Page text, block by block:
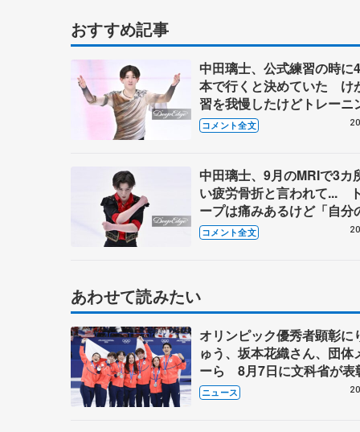
おすすめ記事
中田璃士、公式練習の時に
本で行くと決めていた け
習を我慢したけどトレーニ
おかげで跳べた 【全日本
ア選手権男子フリー】
コメント全文
中田璃士、9月のMRIで3カ
い疲労骨折と言われて...
ープは痛みあるけど「自分
はオッケー」 【全日本ジ
選手権男子SP】
コメント全文
あわせて読みたい
オリンピック優秀者顕彰に
ゅう、坂本花織さん、団体
ーら 8月7日に文科省が表
ブルーノ・マルコット、中
らコーチも
ニュース